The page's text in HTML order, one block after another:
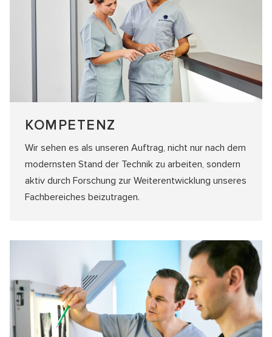
KOMPETENZ
Wir sehen es als unseren Auftrag, nicht nur nach dem
modernsten Stand der Technik zu arbeiten, sondern
aktiv durch Forschung zur Weiter­entwicklung unseres
Fachbereiches beizutragen.